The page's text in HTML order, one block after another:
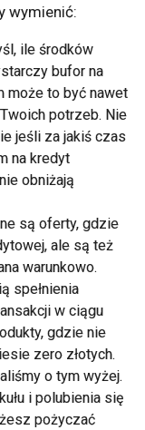
wymienić:
ile środków
bufor na
może to być nawet
potrzeb. Nie
jeśli za jakiś czas
na kredyt
obniżają
są oferty, gdzie
ale są też
warunkowo.
spełnienia
w ciągu
gdzie nie
zero złotych.
o tym wyżej.
i polubienia się
pożyczać